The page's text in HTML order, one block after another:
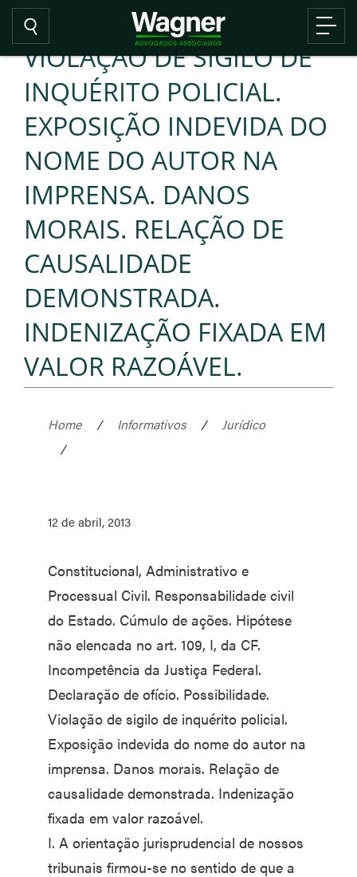
VIOLAÇÃO DE SIGILO DE
INQUÉRITO POLICIAL.
EXPOSIÇÃO INDEVIDA DO
NOME DO AUTOR NA
IMPRENSA. DANOS
MORAIS. RELAÇÃO DE
CAUSALIDADE
DEMONSTRADA.
INDENIZAÇÃO FIXADA EM
VALOR RAZOÁVEL.
Home / Informativos /
Jurídico
/
12 de abril, 2013
Constitucional, Administrativo e
Processual Civil. Responsabilidade civil
do Estado. Cúmulo de ações. Hipótese
não elencada no art. 109, I, da CF.
Incompetência da Justiça Federal.
Declaração de ofício. Possibilidade.
Violação de sigilo de inquérito policial.
Exposição indevida do nome do autor na
imprensa. Danos morais. Relação de
causalidade demonstrada. Indenização
fixada em valor razoável.
I. A orientação jurisprudencial de nossos
tribunais firmou-se no sentido de que a